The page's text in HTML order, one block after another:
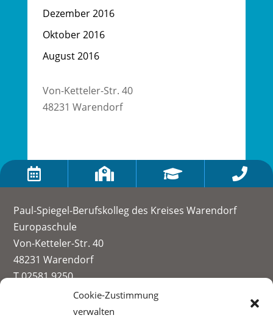
Cookie-Zustimmung
verwalten
Dezember 2016
Oktober 2016
August 2016
Von-Ketteler-Str. 40
48231 Warendorf
   
Paul-Spiegel-Berufskolleg des Kreises Warendorf
Europaschule
Von-Ketteler-Str. 40
48231 Warendorf
T 02581 9250
info@paul-spiegel-berufskolleg.eu